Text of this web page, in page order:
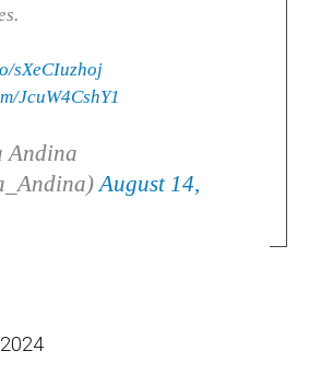
sXeCIuzhoj
JcuW4CshY1
Andina
August 14,